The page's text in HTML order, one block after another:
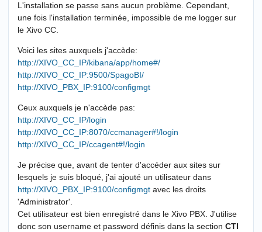
L'installation se passe sans aucun problème. Cependant,
une fois l'installation terminée, impossible de me logger sur
le Xivo CC.
Voici les sites auxquels j'accède:
http://XIVO_CC_IP/kibana/app/home#/
http://XIVO_CC_IP:9500/SpagoBI/
http://XIVO_PBX_IP:9100/configmgt
Ceux auxquels je n'accède pas:
http://XIVO_CC_IP/login
http://XIVO_CC_IP:8070/ccmanager#!/login
http://XIVO_CC_IP/ccagent#!/login
Je précise que, avant de tenter d'accéder aux sites sur
lesquels je suis bloqué, j'ai ajouté un utilisateur dans
http://XIVO_PBX_IP:9100/configmgt avec les droits
'Administrator'.
Cet utilisateur est bien enregistré dans le Xivo PBX. J'utilise
donc son username et password définis dans la section CTI